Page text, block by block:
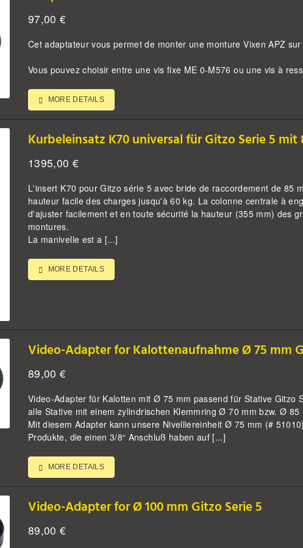
97,00 €
Cet adaptateur vous permet de monter une monture Vixen APZ
Vous pouvez choisir entre une vis fixe ME 0-M576 ou une vis à
MORE DETAILS
Kurbeleinsatz K70 universal für Gitzo Serie 5
1395,00 €
L'insert K70 pour Gitzo série 5 avec bride de raccordement de 85
hauteur facile des charges jusqu'à 60 kg. La colonne centrale à
d'ajuster facilement et en toute sécurité la hauteur (355 mm) des
montures.
La manivelle est a [...]
MORE DETAILS
Video-Adapter for Kalottenaufnahme Ø 75 mm
89,00 €
Video-Adapter für Kalotten mit Ø 75 mm passend für Stative Gitzo
alle Stative mit einem zylindrischen Klemmring Ø 70 mm bzw. Ø 85
Mit diesem Adapter kann unsere Nivelliereinheit Ø 75 mm (#
Produkte, die einen 3/8“ Anschluß haben auf [...]
MORE DETAILS
Video-Adapter for Ø 100 mm Gitzo Serie 5
89,00 €